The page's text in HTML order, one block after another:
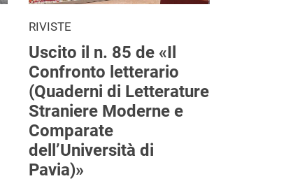
RIVISTE
Uscito il n. 85 de «Il
Confronto letterario
(Quaderni di Letterature
Straniere Moderne e
Comparate
dell’Università di
Pavia)»